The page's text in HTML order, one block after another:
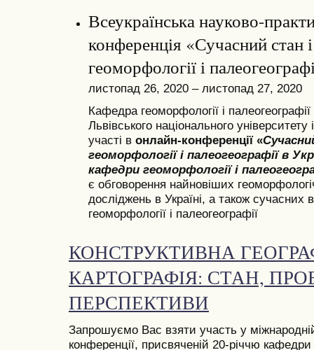
Всеукраїнська науково-
конференція «Сучасний стан
геоморфології і
листопад 26, 2020 – листопад 27, 2020
Кафедра геоморфології і
Львівського національного
участі в онлайн-конференції «
геоморфології і палеогеографії в
кафедри геоморфології і
є обговорення найновіших
досліджень в Україні, а також сучасних
геоморфології і палеогеографії
КОНСТРУКТИВНА
КАРТОГРАФІЯ: СТАН,
ПЕРСПЕКТИВИ
Запрошуємо Вас взяти участь у
конференції, присвяченій 20-річчю кафедри